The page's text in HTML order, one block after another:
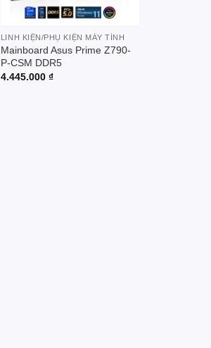
LINH KIỆN/PHỤ KIỆN MÁY TÍNH
Mainboard Asus Prime Z790-
P-CSM DDR5
4.445.000 ₫